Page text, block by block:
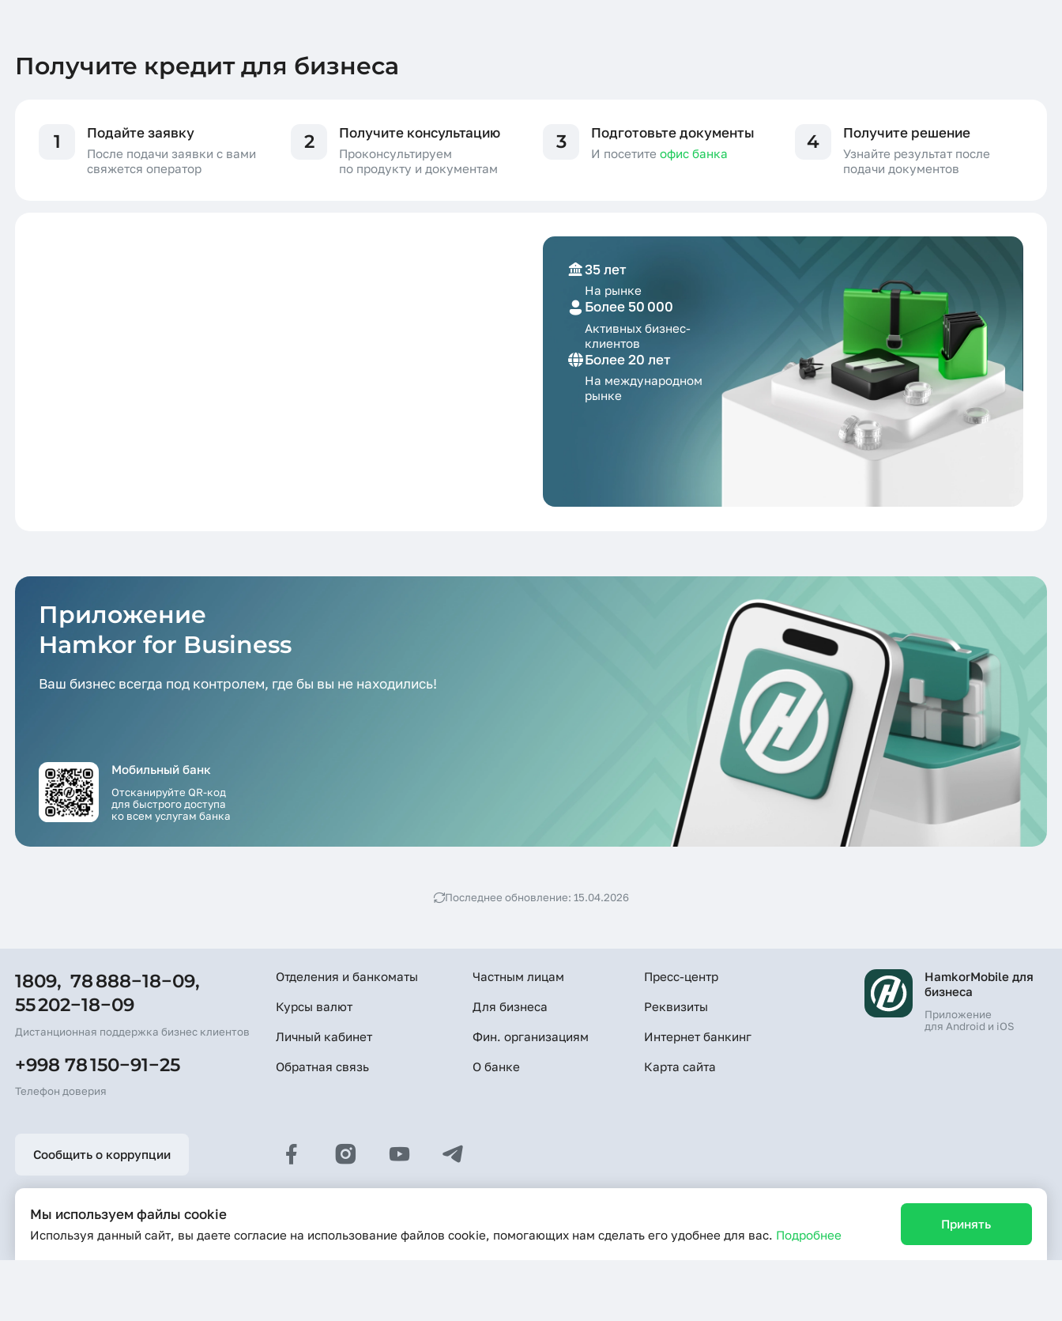
Получите кредит для бизнеса
1 Подайте заявку
После подачи заявки с вами
свяжется оператор
2 Получите консультацию
Проконсультируем
по продукту и документам
3 Подготовьте документы
И посетите офис банка
4 Получите решение
Узнайте результат после
подачи документов
35 лет
На рынке
Более 50 000
Активных бизнес-
клиентов
Более 20 лет
На международном
рынке
Приложение
Hamkor for Business
Ваш бизнес всегда под контролем, где бы вы не находились!
Мобильный банк
Отсканируйте QR-код
для быстрого доступа
ко всем услугам банка
Последнее обновление: 15.04.2026
1809, 78 888−18−09,
55 202−18−09
Дистанционная поддержка бизнес клиентов
+998 78 150−91−25
Телефон доверия
Отделения и банкоматы
Курсы валют
Личный кабинет
Обратная связь
Частным лицам
Для бизнеса
Фин. организациям
О банке
Пресс-центр
Реквизиты
Интернет банкинг
Карта сайта
HamkorMobile для
бизнеса
Приложение
для Android и iOS
Сообщить о коррупции
При использовании материалов сайта ссылка на веб-сайт www.hamkorbank.uz обязательна
Продолжая пользование сайтом, я выражаю согласие на обработку моих персональных данных
Мы используем файлы cookie
Используя данный сайт, вы даете согласие на использование файлов cookie, помогающих нам сделать его удобнее для вас. Подробнее
Принять